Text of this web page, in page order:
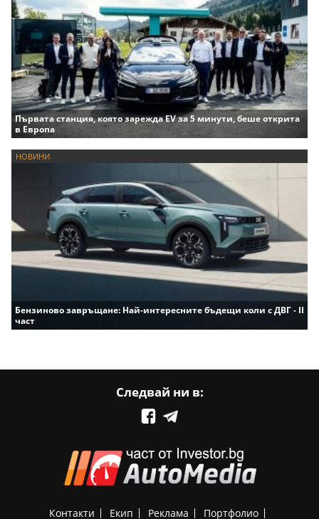
Първата станция, която зарежда EV за 5 минути, беше открита
в Европа
НОВИНИ
Бензиново завръщане: Най-интересните бъдещи коли с ДВГ - II
част
Следвай ни в:
Контакти Екип Реклама Портфолио